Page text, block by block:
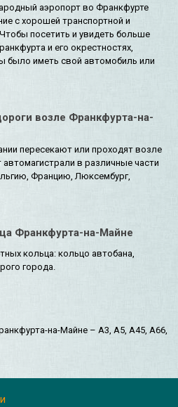
аэропорт во Франкфурте
с хорошей транспортной и
посетить и увидеть больше
и его окрестностях,
было иметь свой автомобиль или
возле Франкфурта-на-
пересекают или проходят возле
в различные части
Францию, Люксембург,
Франкфурта-на-Майне
кольца: кольцо автобана,
города.
на-Майне – A3, A5, A45, A66,